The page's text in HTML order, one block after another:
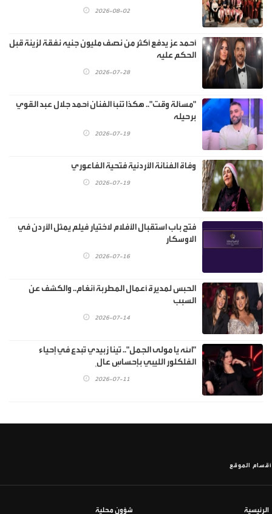
2026-08-02
أحمد عز يدفع أكثر من نصف مليون جنيه نفقة لزينة قبل
الحكم عليه
2026-07-28
"مسألة وقت".. هكذا تنبأ الفنان أحمد جلال عبد القوي
برحيله
2026-07-19
وفاة الفنانة الأردنية فتحية الفاعوري
2026-07-19
فتح باب استقبال الأفلام لاختيار فيلم يمثل الأردن في
الاوسكار
2026-07-16
الحبس لمديرة أعمال المطربة أنغام.. والكشف عن
السبب
2026-07-14
"الله يا مولى الجمل".. تينا زبيدي تُبدع في إحياء
الفلكلور الليبي بإحساسٍ عالٍ
2026-07-11
أقسام الموقع
الرئيسية شؤون محلية